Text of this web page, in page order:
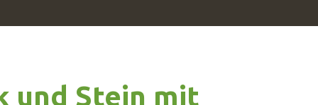
und Stein mit